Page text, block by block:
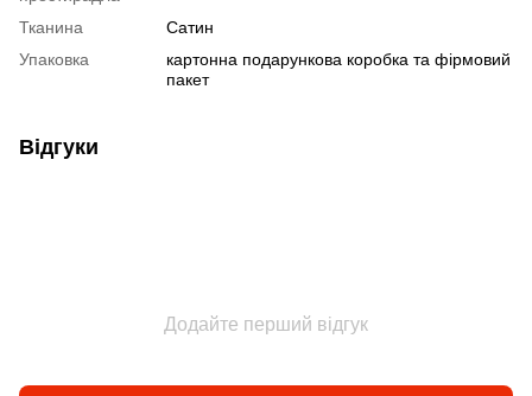
Тканина
Сатин
Упаковка
картонна подарункова коробка та фірмовий
пакет
Відгуки
Додайте перший відгук